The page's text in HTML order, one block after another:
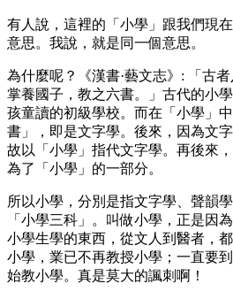
有人說，這裡的「小學」跟我們現
意思。我說，就是同一個意思。
為什麼呢？《漢書·藝文志》: 「古
掌養國子，教之六書。」古代的小
孩童讀的初級學校。而在「小學」
書」，即是文字學。後來，因為文
故以「小學」指代文字學。再後來
為了「小學」的一部分。
所以小學，分別是指文字學、聲韻
「小學三科」。叫做小學，正是因
小學生學的東西，從文人到醫者，
小學，業已不再教授小學；一直要
始教小學。真是莫大的諷刺啊！